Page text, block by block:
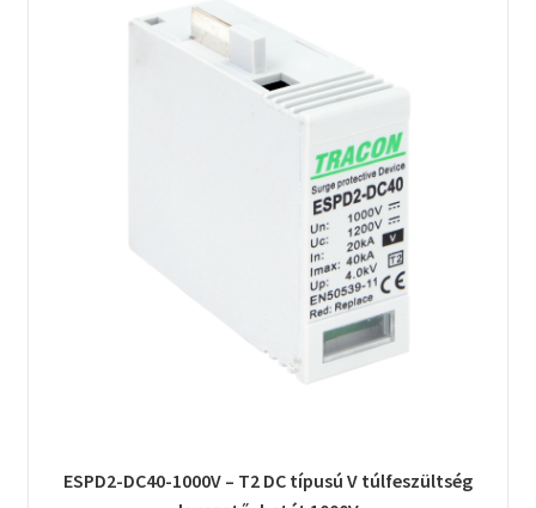
ESPD2-DC40-1000V – T2 DC típusú V túlfeszültség